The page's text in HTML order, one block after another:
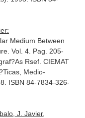
Medium Between
Vol. 4. Pag. 205-
Rsef. CIEMAT
Medio-
ISBN 84-7834-326-
J. Javier,